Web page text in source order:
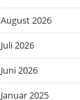
August 2026
Juli 2026
Juni 2026
Januar 2025